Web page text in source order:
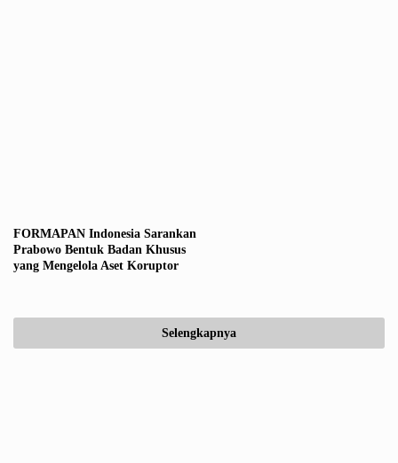
FORMAPAN Indonesia Sarankan
Prabowo Bentuk Badan Khusus
yang Mengelola Aset Koruptor
Selengkapnya